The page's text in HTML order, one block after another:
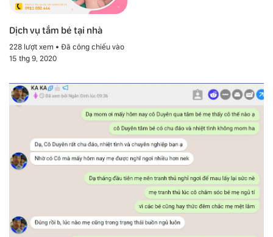
Dịch vụ tắm bé tại nhà
228 lượt xem • Đã công chiếu vào
15 thg 9, 2020